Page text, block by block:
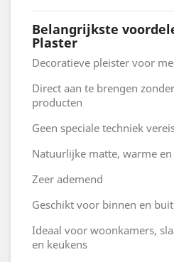
Belangrijkste
Plaster
Decoratieve pleister voor
Direct aan te brengen
producten
Geen speciale techniek
Natuurlijke matte, warme
Zeer ademend
Geschikt voor binnen en
Ideaal voor woonkamers,
en keukens